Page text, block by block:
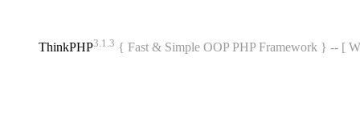
ThinkPHP3.1.3 { Fast & Simple OOP PHP Framework } -- [